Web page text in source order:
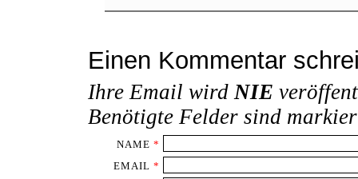
Einen Kommentar
Ihre Email wirdNIE
Benötigte Felder sind
NAME *
EMAIL *